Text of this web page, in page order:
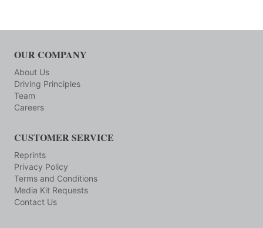
OUR COMPANY
About Us
Driving Principles
Team
Careers
CUSTOMER SERVICE
Reprints
Privacy Policy
Terms and Conditions
Media Kit Requests
Contact Us